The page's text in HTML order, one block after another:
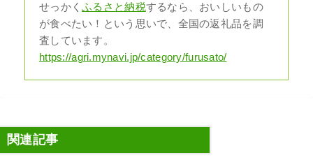
せっかくふるさと納税するなら、おいしいもの
が食べたい！という思いで、全国の返礼品を調
査しています。
https://agri.mynavi.jp/category/furusato/
関連記事